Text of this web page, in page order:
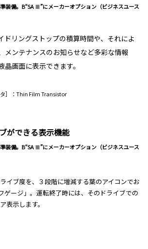
準装備。B“SA Ⅲ”にメーカーオプション（ビジネスユース
ドリングストップの積算時間や、それによ
メンテナンスのお知らせなど多彩な情報
画面に表示できます。
］：Thin Film Transistor
ができる表示機能
準装備。B“SA Ⅲ”にメーカーオプション（ビジネスユース
イブ度を、３段階に増減する葉のアイコンでお
ゲージ」。運転終了時には、そのドライブでの
表示します。